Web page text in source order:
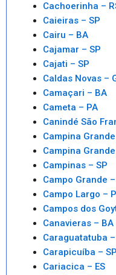
Cachoerinha –
Caieiras – SP
Cairu – BA
Cajamar – SP
Cajati – SP
Caldas Novas –
Camaçari – BA
Cameta – PA
Canindé São
Campina
Campina
Campinas – SP
Campo Grande
Campo Largo –
Campos dos
Canavieras – BA
Caraguatatuba –
Carapicuíba – SP
Cariacica – ES